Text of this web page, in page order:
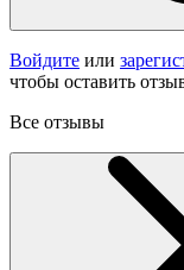
Войдите или
чтобы оставить
Все отзывы